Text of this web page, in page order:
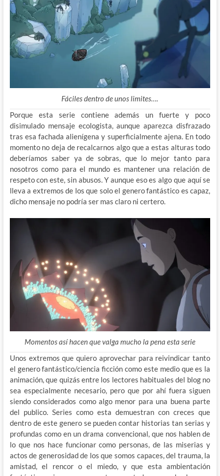
Fáciles dentro de unos limites….
Porque esta serie contiene además un fuerte y poco
disimulado mensaje ecologista, aunque aparezca disfrazado
tras esa fachada alienígena y superficialmente ajena. En todo
momento no deja de recalcarnos algo que a estas alturas todo
deberíamos saber ya de sobras, que lo mejor tanto para
nosotros como para el mundo es mantener una relación de
respeto con este, sin abusos. Y aunque eso es algo que aquí se
lleva a extremos de los que solo el genero fantástico es capaz,
dicho mensaje no podría ser mas claro ni certero.
Momentos así hacen que valga mucho la pena esta serie
Unos extremos que quiero aprovechar para reivindicar tanto
el genero fantástico/ciencia ficción como este medio que es la
animación, que quizás entre los lectores habituales del blog no
sea especialmente necesario, pero que por ahí fuera siguen
siendo considerados como algo menor para una buena parte
del publico. Series como esta demuestran con creces que
dentro de este genero se pueden contar historias tan serias y
profundas como en un drama convencional, que nos hablen de
lo que nos hace funcionar como personas, de las miserias y
actos de generosidad de los que somos capaces, del trauma, la
amistad, el rencor o el miedo, y que esta ambientación